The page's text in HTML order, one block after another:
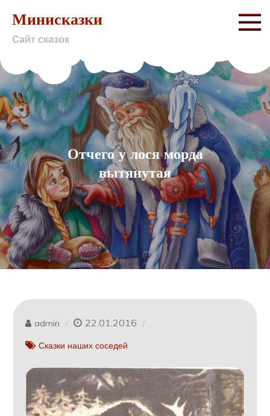
content
Минисказки
Сайт сказок
Отчего у лося морда
вытянутая
admin 22.01.2016
Сказки наших соседей